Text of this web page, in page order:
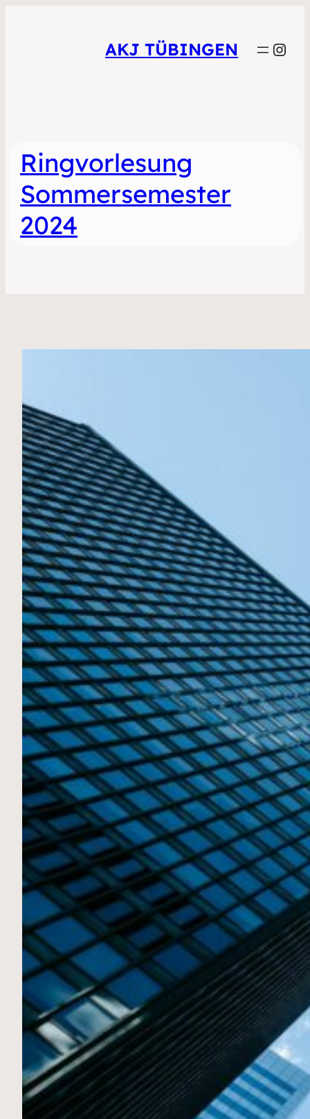
AKJ TÜBINGEN
Ringvorlesung
Sommersemester
2024